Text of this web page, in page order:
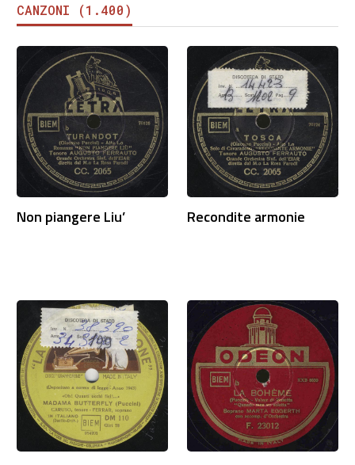
CANZONI (1.400)
Non piangere Liu’ Recondite armonie